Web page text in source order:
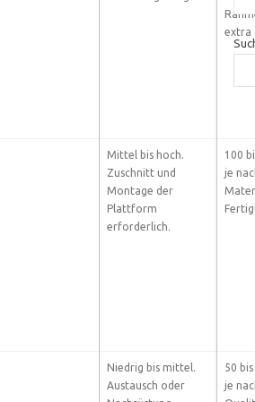
extra
Mittel bis hoch.
Zuschnitt und
Montage der
Plattform
erforderlich.
100
je
Niedrig bis mittel.
Austausch oder
50
je